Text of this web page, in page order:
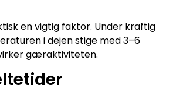
en vigtig faktor. Under kraftig
i dejen stige med 3–6
gæraktiviteten.